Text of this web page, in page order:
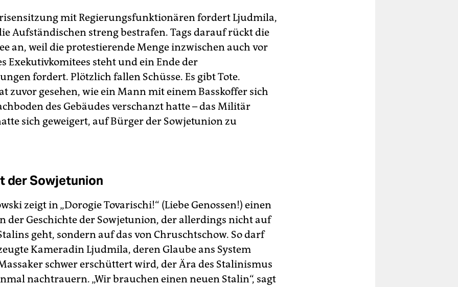
mit Regierungsfunktionären fordert Ljudmila,
Aufständischen streng bestrafen. Tags darauf rückt die
an, weil die protestierende Menge inzwischen auch vor
Exekutivkomitees steht und ein Ende der
fordert. Plötzlich fallen Schüsse. Es gibt Tote.
zuvor gesehen, wie ein Mann mit einem Basskoffer sich
des Gebäudes verschanzt hatte – das Militär
sich geweigert, auf Bürger der Sowjetunion zu
der Sowjetunion
zeigt in „Dorogie Tovarischi!“ (Liebe Genossen!) einen
der Geschichte der Sowjetunion, der allerdings nicht auf
geht, sondern auf das von Chruschtschow. So darf
Kameradin Ljudmila, deren Glaube ans System
schwer erschüttert wird, der Ära des Stalinismus
nachtrauern. „Wir brauchen einen neuen Stalin“, sagt